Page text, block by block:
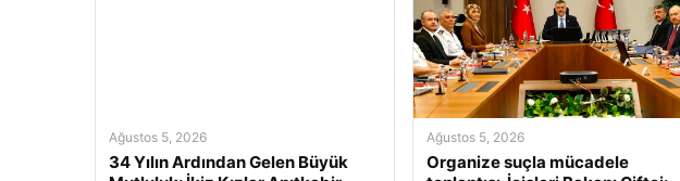
Ağustos 5, 2026
34 Yılın Ardından Gelen Büyük
Ağustos 5, 2026
Organize suçla mücadele